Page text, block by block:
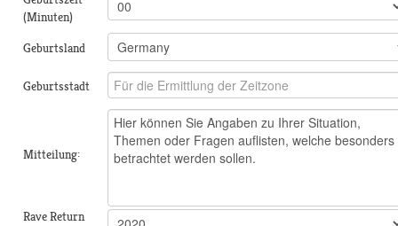
(Minuten)
Geburtsland
Geburtsstadt
Mitteilung:
Rave Return